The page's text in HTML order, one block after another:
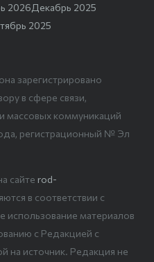
2026Декабрь 2025
2025
зарегистрировано
в сфере связи,
массовых коммуникаций
регистрационный № Эл
сайте rod-
в соответствии с
материалов
с Редакцией с
на источник. Редакция не